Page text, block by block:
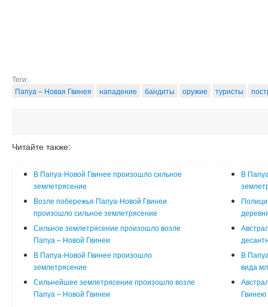
Теги:
Папуа – Новая Гвинея
нападение бандиты оружие туристы
Читайте также:
В Папуа-Новой Гвинее произошло сильное
землетрясение
В
Возле побережья Папуа-Новой Гвинеи
произошло сильное землетрясение
Сильное землетрясение произошло возле
Папуа – Новой Гвинеи
В Папуа-Новой Гвинее произошло
землетрясение
В
вида
Сильнейшее землетрясение произошло возле
Папуа – Новой Гвинеи
Гвинею